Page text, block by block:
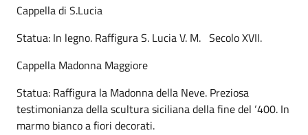
Cappella di S.Lucia
Statua: In legno. Raffigura S. Lucia V. M. Secolo XVII.
Cappella Madonna Maggiore
Statua: Raffigura la Madonna della Neve. Preziosa
testimonianza della scultura siciliana della fine del ‘400. In
marmo bianco a fiori decorati.